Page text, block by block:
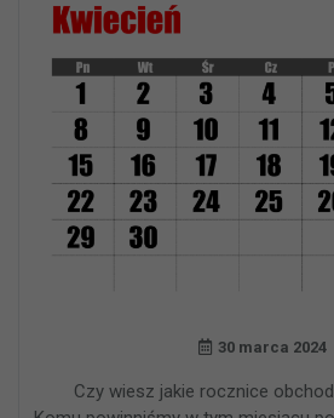
30 marca 2024
Czy wiesz jakie rocznice